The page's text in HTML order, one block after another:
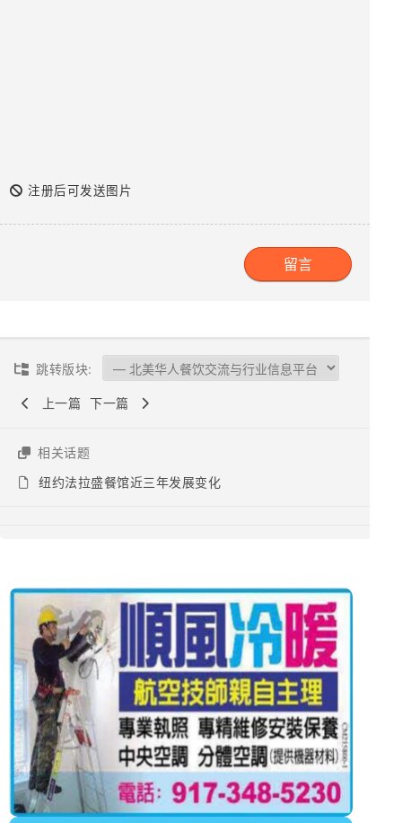
注册后可发送图片
跳转版块:
上一篇 下一篇
相关话题
纽约法拉盛餐馆近三年发展变化